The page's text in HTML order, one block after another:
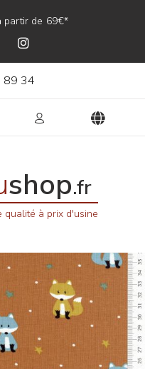
partir de 69€*
89 34
shop.fr
qualité à prix d'usine